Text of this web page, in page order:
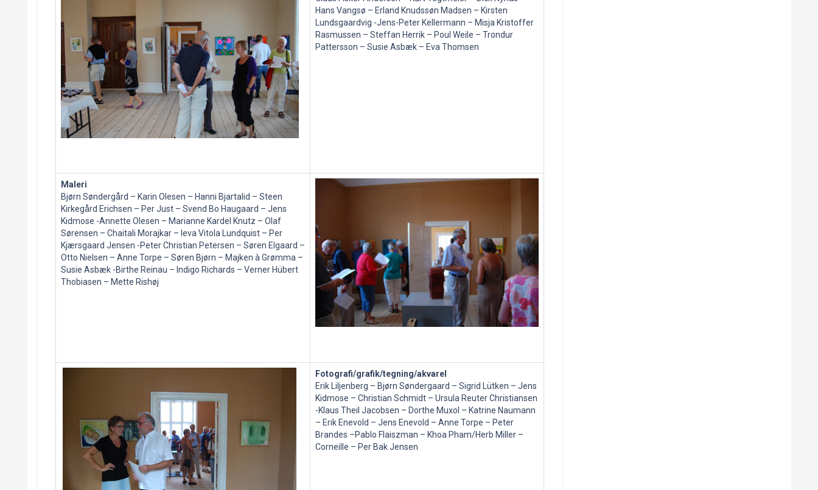
Hans Vangsø – Erland Knudssøn Madsen – Kirsten
Lundsgaardvig -Jens-Peter Kellermann – Misja Kristoffer
Rasmussen – Steffan Herrik – Poul Weile – Trondur
Pattersson – Susie Asbæk – Eva Thomsen
Maleri
Bjørn Søndergård – Karin Olesen – Hanni Bjartalid – Steen
Kirkegård Erichsen – Per Just – Svend Bo Haugaard – Jens
Kidmose -Annette Olesen – Marianne Kardel Knutz – Olaf
Sørensen – Chaitali Morajkar – Ieva Vitola Lundquist – Per
Kjærsgaard Jensen -Peter Christian Petersen – Søren Elgaard –
Otto Nielsen – Anne Torpe – Søren Bjørn – Majken à Grømma –
Susie Asbæk -Birthe Reinau – Indigo Richards – Verner Hübert
Thobiasen – Mette Rishøj
Fotografi/grafik/tegning/akvarel
Erik Liljenberg – Bjørn Søndergaard – Sigrid Lütken – Jens
Kidmose – Christian Schmidt – Ursula Reuter Christiansen
-Klaus Theil Jacobsen – Dorthe Muxol – Katrine Naumann
– Erik Enevold – Jens Enevold – Anne Torpe – Peter
Brandes –Pablo Flaiszman – Khoa Pham/Herb Miller –
Corneille – Per Bak Jensen